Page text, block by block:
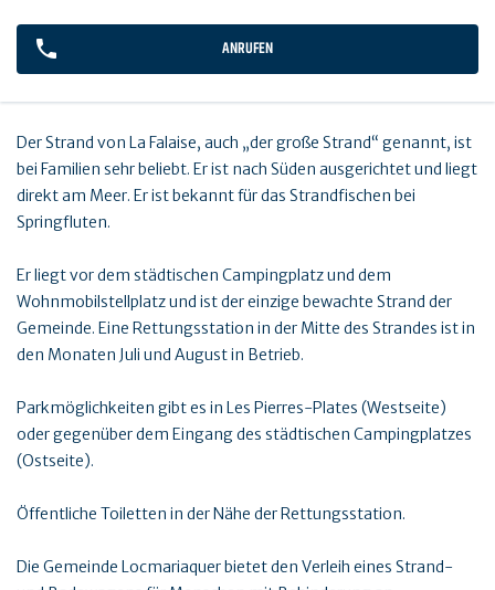
ANRUFEN
Der Strand von La Falaise, auch „der große Strand“ genannt, ist
bei Familien sehr beliebt. Er ist nach Süden ausgerichtet und liegt
direkt am Meer. Er ist bekannt für das Strandfischen bei
Springfluten.
Er liegt vor dem städtischen Campingplatz und dem
Wohnmobilstellplatz und ist der einzige bewachte Strand der
Gemeinde. Eine Rettungsstation in der Mitte des Strandes ist in
den Monaten Juli und August in Betrieb.
Parkmöglichkeiten gibt es in Les Pierres-Plates (Westseite)
oder gegenüber dem Eingang des städtischen Campingplatzes
(Ostseite).
Öffentliche Toiletten in der Nähe der Rettungsstation.
Die Gemeinde Locmariaquer bietet den Verleih eines Strand-